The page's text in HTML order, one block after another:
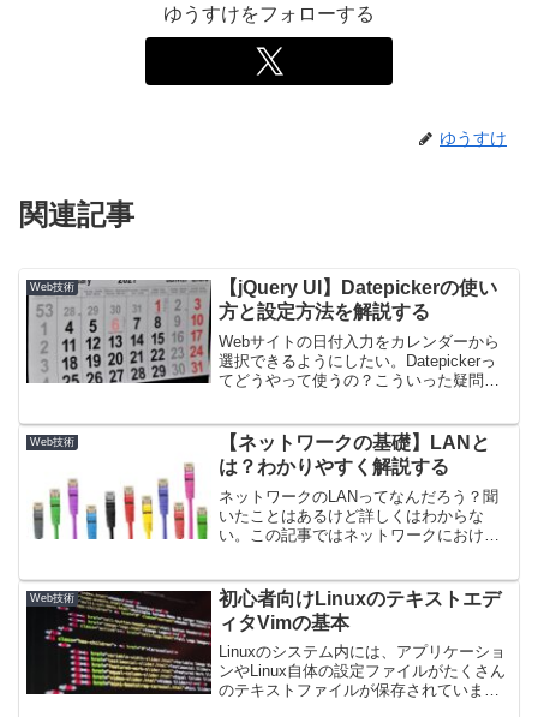
ゆうすけをフォローする
ゆうすけ
関連記事
Web技術
【jQuery UI】Datepickerの使い
方と設定方法を解説する
Webサイトの日付入力をカレンダーから
選択できるようにしたい。Datepickerっ
てどうやって使うの？こういった疑問に
方法と設定方法について分かりやすく解
説しています。
Web技術
【ネットワークの基礎】LANと
は？わかりやすく解説する
ネットワークのLANってなんだろう？聞
いたことはあるけど詳しくはわからな
い。この記事ではネットワークにおける
だけでなく実態についても知っておきま
しょう。
Web技術
初心者向けLinuxのテキストエデ
ィタVimの基本
Linuxのシステム内には、アプリケーショ
ンやLinux自体の設定ファイルがたくさん
のテキストファイルが保存されていま